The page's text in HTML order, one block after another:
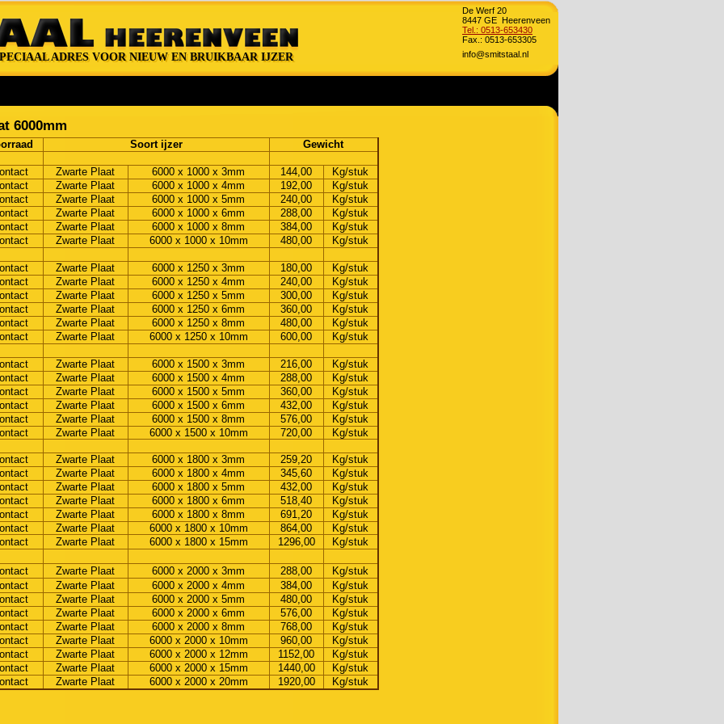
ADRES VOOR NIEUW EN BRUIKBAAR IJZER
ADRES VOOR NIEUW EN BRUIKBAAR IJZER
De Werf 20
8447 GE Heerenveen
Tel.: 0513-653430
Fax.: 0513-653305
info@smitstaal.nl
6000mm
Soort ijzer Gewicht
Zwarte Plaat 6000 x 1000 x 3mm 144,00
Kg/stuk
Zwarte Plaat 6000 x 1000 x 4mm 192,00
Kg/stuk
Zwarte Plaat 6000 x 1000 x 5mm 240,00
Kg/stuk
Zwarte Plaat 6000 x 1000 x 6mm 288,00
Kg/stuk
Zwarte Plaat 6000 x 1000 x 8mm 384,00
Kg/stuk
Zwarte Plaat 6000 x 1000 x 10mm 480,00 Kg/stuk
Zwarte Plaat 6000 x 1250 x 3mm 180,00
Kg/stuk
Zwarte Plaat 6000 x 1250 x 4mm 240,00
Kg/stuk
Zwarte Plaat 6000 x 1250 x 5mm 300,00
Kg/stuk
Zwarte Plaat 6000 x 1250 x 6mm 360,00
Kg/stuk
Zwarte Plaat 6000 x 1250 x 8mm 480,00
Kg/stuk
Zwarte Plaat 6000 x 1250 x 10mm 600,00 Kg/stuk
Zwarte Plaat 6000 x 1500 x 3mm 216,00
Kg/stuk
Zwarte Plaat 6000 x 1500 x 4mm 288,00
Kg/stuk
Zwarte Plaat 6000 x 1500 x 5mm 360,00
Kg/stuk
Zwarte Plaat 6000 x 1500 x 6mm 432,00
Kg/stuk
Zwarte Plaat 6000 x 1500 x 8mm 576,00
Kg/stuk
Zwarte Plaat 6000 x 1500 x 10mm 720,00 Kg/stuk
Zwarte Plaat 6000 x 1800 x 3mm 259,20
Kg/stuk
Zwarte Plaat 6000 x 1800 x 4mm 345,60
Kg/stuk
Zwarte Plaat 6000 x 1800 x 5mm 432,00
Kg/stuk
Zwarte Plaat 6000 x 1800 x 6mm 518,40
Kg/stuk
Zwarte Plaat 6000 x 1800 x 8mm 691,20
Kg/stuk
Zwarte Plaat 6000 x 1800 x 10mm 864,00
Kg/stuk
Zwarte Plaat 6000 x 1800 x 15mm 1296,00 Kg/stuk
Zwarte Plaat 6000 x 2000 x 3mm 288,00
Kg/stuk
Zwarte Plaat 6000 x 2000 x 4mm 384,00
Kg/stuk
Zwarte Plaat 6000 x 2000 x 5mm 480,00
Kg/stuk
Zwarte Plaat 6000 x 2000 x 6mm 576,00
Kg/stuk
Zwarte Plaat 6000 x 2000 x 8mm 768,00
Kg/stuk
Zwarte Plaat 6000 x 2000 x 10mm 960,00
Kg/stuk
Zwarte Plaat 6000 x 2000 x 12mm 1152,00
Kg/stuk
Zwarte Plaat 6000 x 2000 x 15mm 1440,00
Kg/stuk
Zwarte Plaat 6000 x 2000 x 20mm 1920,00 Kg/stuk